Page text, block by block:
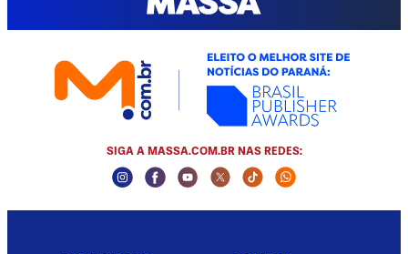
SIGA A MASSA.COM.BR NAS REDES:
Instagram Social Media
Facebook Social Media
Youtube Social Media
Twitter Social Media
Tiktok Social Media
Whatsapp